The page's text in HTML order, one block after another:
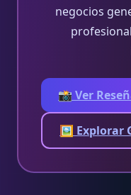
negocios
📸 Ver
🖼️ Explorar